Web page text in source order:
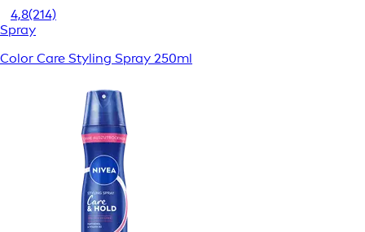
4,8(214)
Spray
Color Care Styling Spray 250ml